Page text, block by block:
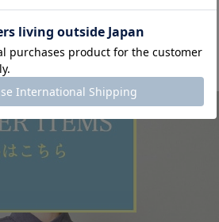
プル系
ンツ。
ルテキスタイルを使用しており、カジュアル過ぎず上品